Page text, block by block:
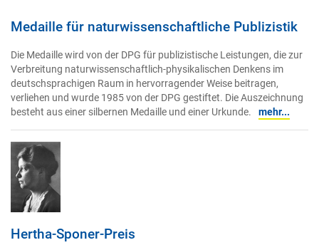
Medaille für naturwissenschaftliche Publizistik
Die Medaille wird von der DPG für publizistische Leistungen, die zur
Verbreitung naturwissenschaftlich-physikalischen Denkens im
deutschsprachigen Raum in hervorragender Weise beitragen,
verliehen und wurde 1985 von der DPG gestiftet. Die Auszeichnung
besteht aus einer silbernen Medaille und einer Urkunde.
mehr...
Hertha-Sponer-Preis